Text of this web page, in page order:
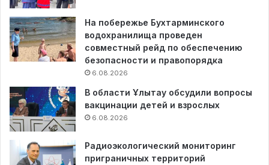
На побережье Бухтарминского
водохранилища проведен
совместный рейд по обеспечению
безопасности и правопорядка
6.08.2026
В области Ұлытау обсудили вопросы
вакцинации детей и взрослых
6.08.2026
Радиоэкологический мониторинг
приграничных территорий